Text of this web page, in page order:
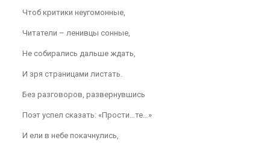
Чтоб критики неугомонные,
Читатели – ленивцы сонные,
Не собирались дальше ждать,
И зря страницами листать.
Без разговоров, развернувшись
Поэт успел сказать: «Прости…те…»
И ели в небе покачнулись,